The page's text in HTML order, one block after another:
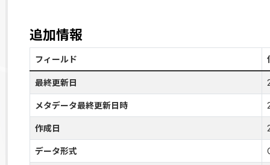
追加情報
フィールド
最終更新日
メタデータ最終更新日時
作成日
データ形式